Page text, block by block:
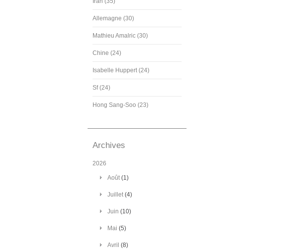
Allemagne (30)
Mathieu Amalric (30)
Chine (24)
Isabelle Huppert (24)
Sf (24)
Hong Sang-Soo (23)
Archives
2026
Août(1)
Juillet(4)
Juin (10)
Mai (5)
Avril (8)